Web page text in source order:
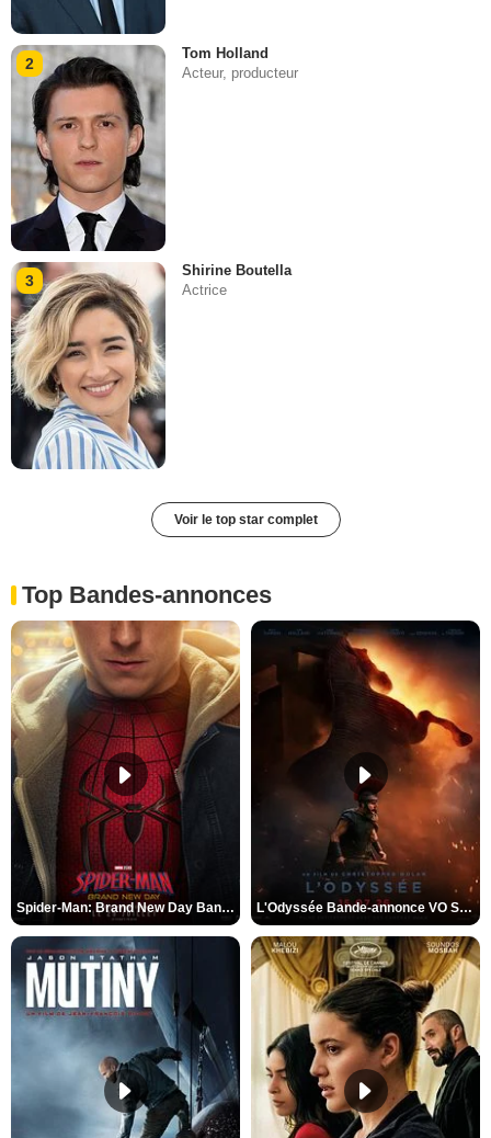
2
Tom Holland
Acteur, producteur
3
Shirine Boutella
Actrice
Voir le top star complet
Top Bandes-annonces
Spider-Man: Brand New Day Bande-annonce VO STFR L'Odyssée Bande-annonce VO STFR